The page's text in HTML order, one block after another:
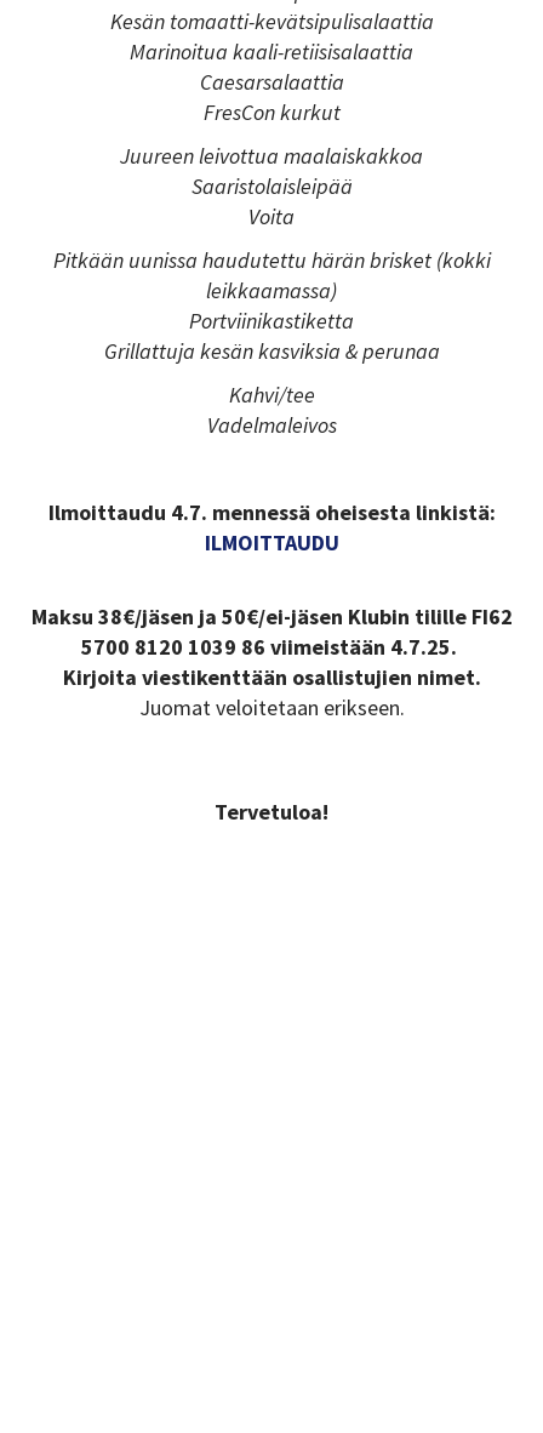
​​​​​​​Kesän tomaatti-kevätsipulisalaattia
Marinoitua kaali-retiisisalaattia
Caesarsalaattia
FresCon kurkut
Juureen leivottua maalaiskakkoa
Saaristolaisleipää
Voita
Pitkään uunissa haudutettu härän brisket (kokki
leikkaamassa)
Portviinikastiketta
Grillattuja kesän kasviksia & perunaa
Kahvi/tee
Vadelmaleivos
Ilmoittaudu 4.7. mennessä oheisesta linkistä:
ILMOITTAUDU
Maksu 38€/jäsen ja 50€/ei-jäsen Klubin tilille FI62
5700 8120 1039 86 viimeistään 4.7.25. ​
Kirjoita viestikenttään osallistujien nimet.
​​​​​​​Juomat veloitetaan erikseen.
Tervetuloa!